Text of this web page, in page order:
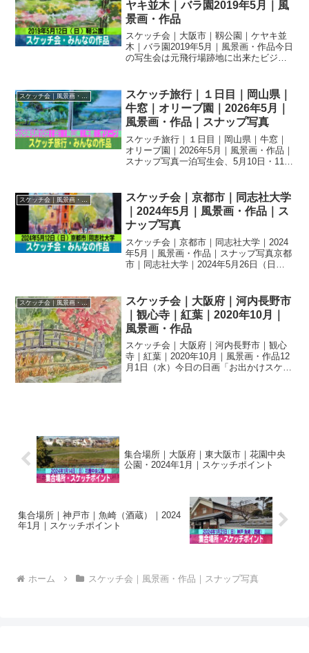
ヤキ並木｜バラ園2019年5月｜風
景画・作品
スケッチ会｜大阪市｜靱公園｜ケヤキ並
木｜バラ園2019年5月｜風景画・作品今日
の写生会は元飛行場跡地に出来たビジネ
のカフェやレストラン等を思い思いの力
作が合評会で並び楽...
スケッチ会｜風景画・作品｜スナップ写真
スケッチ旅行｜１日目｜岡山県｜
牛窓｜オリーブ園｜2026年5月｜
風景画・作品｜スナップ写真
スケッチ旅行｜１日目｜岡山県｜牛窓｜
オリーブ園｜2026年5月｜風景画・作品｜
スナップ写真一泊写生会、5月10日・11
朝から雲ひとつない快晴。バスの中での
おしゃべり...
スケッチ会｜京都市｜同志社大学
｜2024年5月｜風景画・作品｜ス
ナップ写真
スケッチ会｜京都市｜同志社大学｜2024
年5月｜風景画・作品｜スナップ写真京都
市｜同志社大学｜2024年5月26日（日）
いました参加者:46名 体験参加:1名アド
バイザ...
スケッチ会｜大阪府｜河内長野市
｜観心寺｜紅葉｜2020年10月｜
風景画・作品
スケッチ会｜大阪府｜河内長野市｜観心
寺｜紅葉｜2020年10月｜風景画・作品12
月1日（水）今日の日画「お出かけスケッ
集合場所｜大阪府｜東大阪市｜花園中央
公園・2024年1月｜スケッチポイント
集合場所｜神戸市｜魚崎（酒蔵）｜2024
年1月｜スケッチポイント
ホーム スケッチ会｜風景画・作品｜スナップ写真